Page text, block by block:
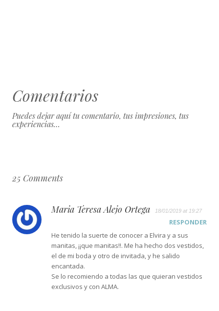
Comentarios
Puedes dejar aquí tu comentario, tus impresiones, tus
experiencias…
25 Comments
Maria Teresa Alejo Ortega 18/01/2019 at 19:27
RESPONDER
He tenido la suerte de conocer a Elvira y a sus
manitas, ¡¡que manitas!!. Me ha hecho dos vestidos,
el de mi boda y otro de invitada, y he salido
encantada.
Se lo recomiendo a todas las que quieran vestidos
exclusivos y con ALMA.